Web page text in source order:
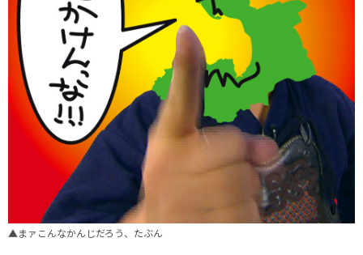
▲まァこんなかんじだろう、たぶん